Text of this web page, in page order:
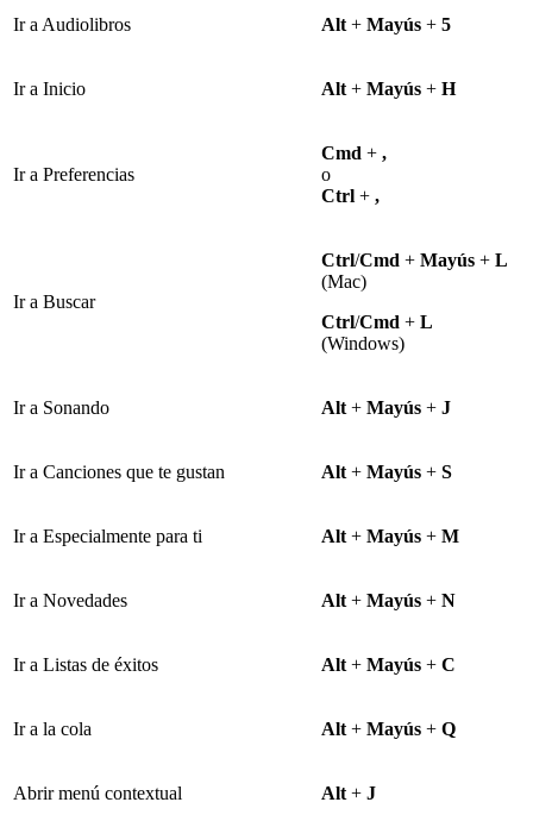
Ir a Audiolibros Alt + Mayús + 5
Ir a Inicio Alt + Mayús + H
Ir a Preferencias
Cmd + ,
o
Ctrl + ,
Ir a Buscar
Ctrl/Cmd + Mayús + L
(Mac)
Ctrl/Cmd + L
(Windows)
Ir a Sonando Alt + Mayús + J
Ir a Canciones que te gustan Alt + Mayús + S
Ir a Especialmente para ti Alt + Mayús + M
Ir a Novedades Alt + Mayús + N
Ir a Listas de éxitos Alt + Mayús + C
Ir a la cola Alt + Mayús + Q
Abrir menú contextual Alt + J